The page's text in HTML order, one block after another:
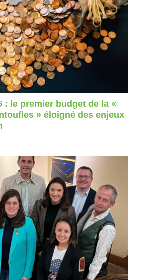
: le premier budget de la «
» éloigné des enjeux